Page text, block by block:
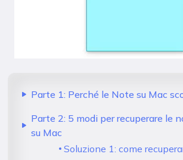
Parte 1: Perché le Note su Mac
Parte 2: 5 modi per recuperare le
su Mac
Soluzione 1: come